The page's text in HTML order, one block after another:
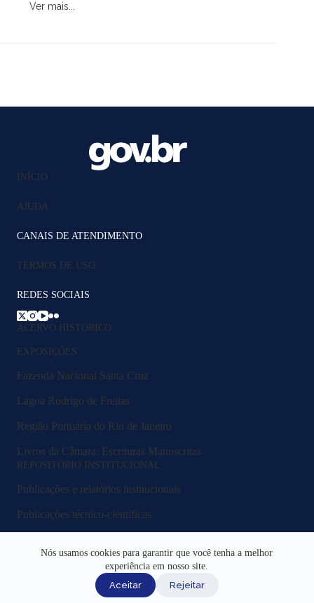
Nós usamos cookies para garantir que você tenha a melhor
experiência em nosso site.
Aceitar
Rejeitar
Ver mais...
INÍCIO
AJUDA
CANAIS DE ATENDIMENTO
TERMOS DE USO
REDES SOCIAIS
ACERVO HISTÓRICO
EXPOSIÇÕES
Fazenda Nacional Santa Cruz
Lagoa Rodrigo de Freitas
Região Portuária do Rio de Janeiro
Livros da Câmara: Escrituras Manuscritas
REPOSITÓRIO INSTITUCIONAL
Publicações e relatórios institucionais
Publicações técnico-científicas
Fluxos e procedimentos
Acesso Institucional